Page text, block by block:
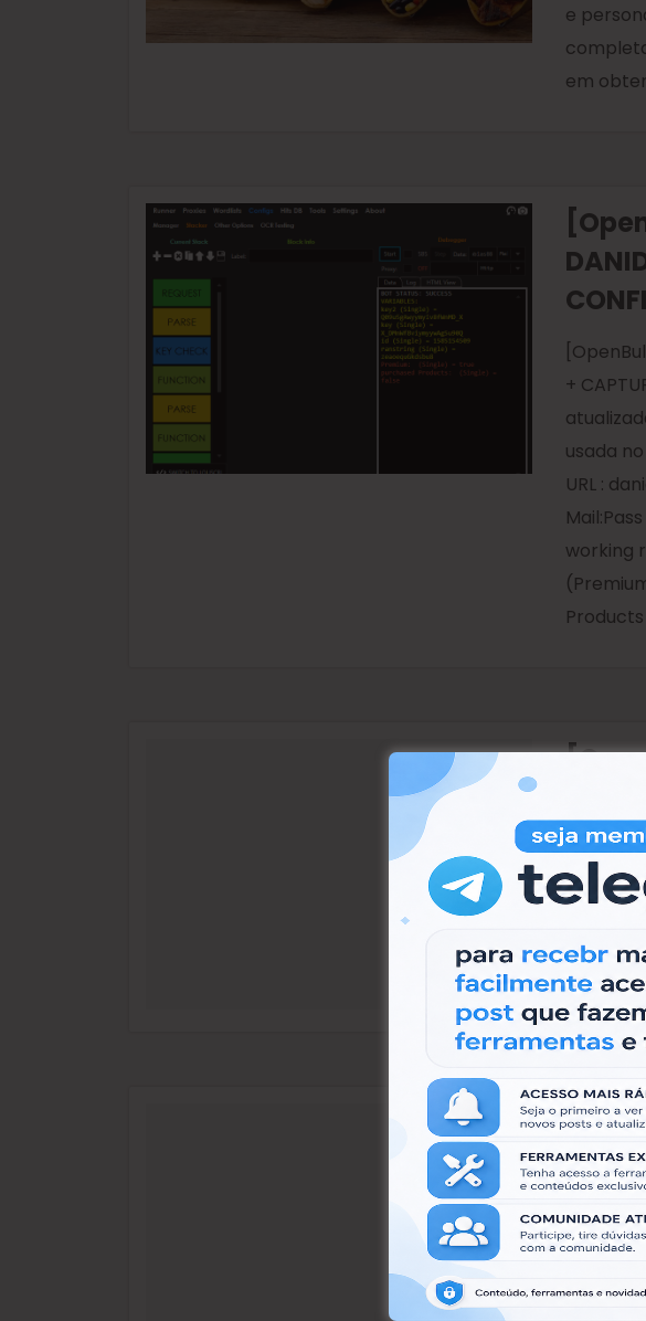
e
em
+
usada
URL :
working
Oke.IO,
obter
de
High
Very